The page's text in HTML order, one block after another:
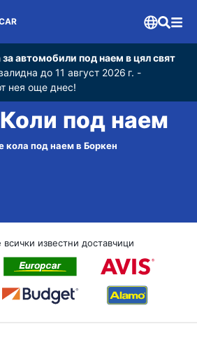
автомобили под наем в цял свят
до 11 август 2026 г. -
нея още днес!
под наем
кола под наем в Боркен
известни доставчици